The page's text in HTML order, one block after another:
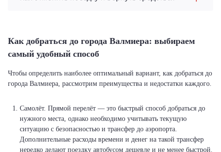
Как добраться до города Валмиера: выбираем
самый удобный способ
Чтобы определить наиболее оптимальный вариант, как добраться до
города Валмиера, рассмотрим преимущества и недостатки каждого.
Самолёт. Прямой перелёт — это быстрый способ добраться до
нужного места, однако необходимо учитывать текущую
ситуацию с безопасностью и трансфер до аэропорта.
Дополнительные расходы времени и денег на такой трансфер
нередко делают поездку автобусом дешевле и не менее быстрой.